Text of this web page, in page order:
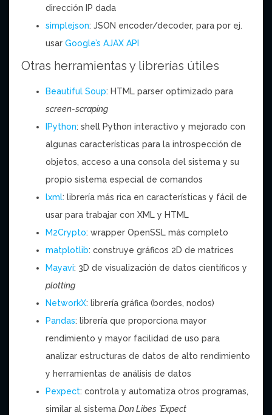
dirección IP dada
simplejson: JSON encoder/decoder, para por ej.
usar Google’s AJAX API
Otras herramientas y librerías útiles
Beautiful Soup: HTML parser optimizado para
screen-scraping
IPython: shell Python interactivo y mejorado con
algunas características para la introspección de
objetos, acceso a una consola del sistema y su
propio sistema especial de comandos
lxml: librería más rica en características y fácil de
usar para trabajar con XML y HTML
M2Crypto: wrapper OpenSSL más completo
matplotlib: construye gráficos 2D de matrices
Mayavi: 3D de visualización de datos científicos y
plotting
NetworkX: librería gráfica (bordes, nodos)
Pandas: librería que proporciona mayor
rendimiento y mayor facilidad de uso para
analizar estructuras de datos de alto rendimiento
y herramientas de análisis de datos
Pexpect: controla y automatiza otros programas,
similar al sistema Don Libes `Expect